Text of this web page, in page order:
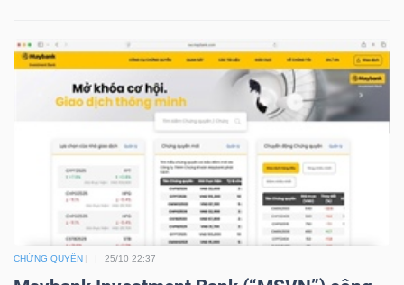
CHỨNG QUYỀN 25/10 22:37
TRUY
DỮ
Ngành
(-)